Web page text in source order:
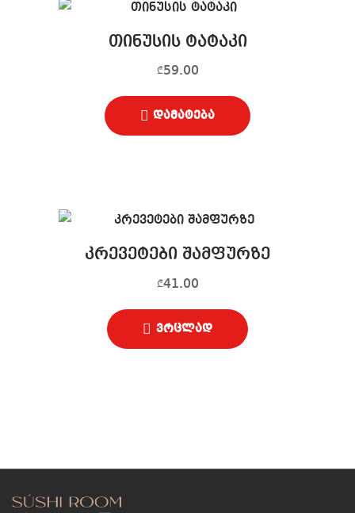
თინუსის ტატაკი
₾59.00
დამატება
კრევეტები შამფურზე
₾41.00
ვრცლად